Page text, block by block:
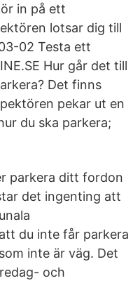
in på ett
lotsar dig till
02 Testa ett
Hur går det till
Det finns
pekar ut en
du ska parkera;
parkera ditt fordon
det ingenting att
du inte får parkera
inte är väg. Det
och